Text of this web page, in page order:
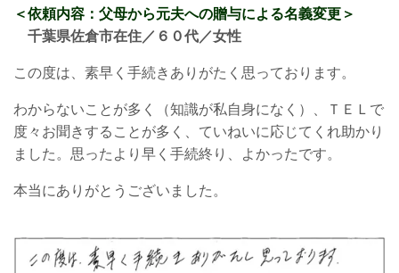
＜依頼内容：父母から元夫への贈与による名義変更 ＞
千葉県佐倉市在住／６０代／女性
この度は、素早く手続きありがたく思っております。
わからないことが多く（知識が私自身になく）、ＴＥＬで
度々お聞きすることが多く、ていねいに応じてくれ助かり
ました。思ったより早く手続終り、よかったです。
本当にありがとうございました。